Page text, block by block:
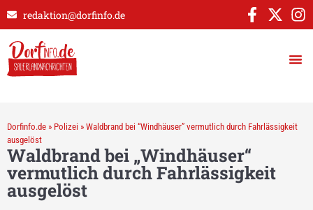
redaktion@dorfinfo.de
Dorfinfo.de » Polizei » Waldbrand bei “Windhäuser” vermutlich durch Fahrlässigkeit
ausgelöst
Waldbrand bei „Windhäuser“
vermutlich durch Fahrlässigkeit
ausgelöst